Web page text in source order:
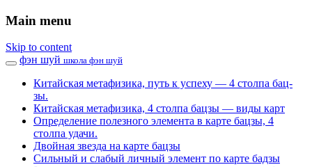
Main menu
Skip to content
фэн шуй школа фэн шуй
Китайская метафизика, путь к успеху — 4 столпа бац-
зы.
Китайская метафизика, 4 столпа бацзы — виды карт
Определение полезного элемента в карте бацзы, 4
столпа удачи.
Двойная звезда на карте бацзы
Сильный и слабый личный элемент по карте бадзы